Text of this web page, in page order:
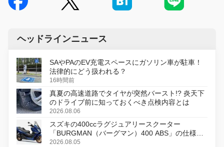
ヘッドラインニュース
SAやPAのEV充電スペースにガソリン車が駐車！
法律的にどう扱われる？
16時間前
真夏の高速道路でタイヤが突然バースト!? 炎天下
のドライブ前に知っておくべき点検内容とは
2026.08.06
スズキの400ccラグジュアリースクーター
「BURGMAN（バーグマン）400 ABS」の仕様を
変更し、8月18日に発売
2026.08.05